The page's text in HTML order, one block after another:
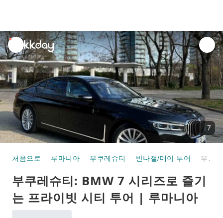
unread
notifications
7
처음으로 루마니아 부쿠레슈티 반나절/데이 투어
부쿠레슈티: BMW 7 시리즈로 즐기
는 프라이빗 시티 투어 | 루마니아